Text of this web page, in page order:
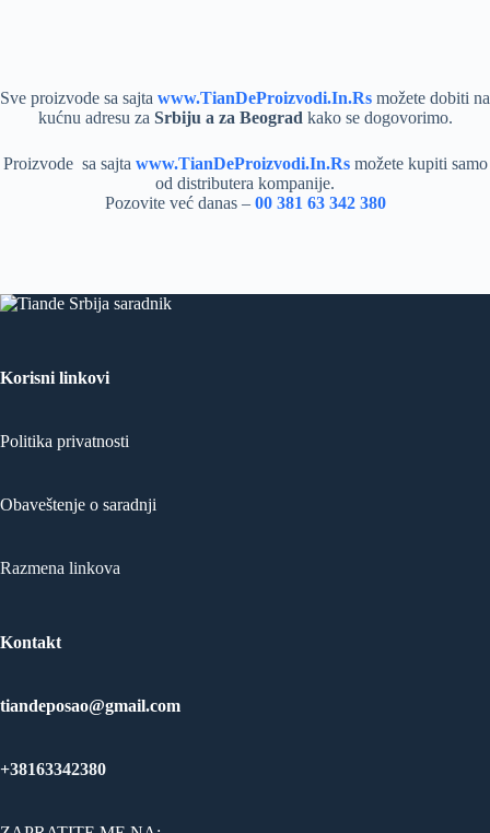
Sve proizvode sa sajta www.TianDeProizvodi.In.Rs možete dobiti na
kućnu adresu za Srbiju a za Beograd kako se dogovorimo.
Proizvode sa sajta www.TianDeProizvodi.In.Rs možete kupiti samo
od distributera kompanije.
Pozovite već danas – 00 381 63 342 380
Korisni linkovi
Politika privatnosti
Obaveštenje o saradnji
Razmena linkova
Kontakt
tiandeposao@gmail.com
+38163342380